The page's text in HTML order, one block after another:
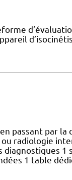
passant par
radiologie
diagnostiques
1 table